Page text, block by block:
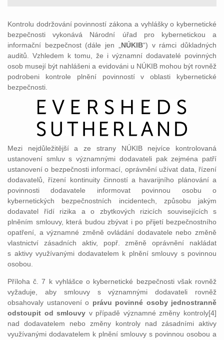
Kontrolu dodržování povinností zákona a vyhlášky o kybernetické
bezpečnosti vykonává Národní úřad pro kybernetickou a
informační bezpečnost (dále jen „ NÚKIB“) v rámci důkladných
auditů. Vzhledem k tomu, že i významní dodavatelé povinných
osob musejí být nahlášeni a evidováni u NÚKIB mohou být rovněž
podrobeni kontrole plnění povinností v oblasti kybernetické
bezpečnosti.
Mezi nejdůležitější a ze strany NÚKIB nejvíce kontrolovaná
ustanovení smluv s významnými dodavateli pak zejména patří
ustanovení o bezpečnosti informací, oprávnění užívat data, řízení
dodavatelů, řízení kontinuity činností a havarijního plánování a
povinnosti dodavatele informovat povinnou osobu o
kybernetických bezpečnostních incidentech, způsobu jakým
dodavatel řídí rizika a o zbytkových rizicích souvisejících s
plněním smlouvy, která budou zbývat i po přijetí bezpečnostního
opatření, a významné změně ovládání dodavatele nebo změně
vlastnictví zásadních aktiv, popř. změně oprávnění nakládat
s aktivy využívanými dodavatelem k plnění smlouvy s povinnou
osobou.
Příloha č. 7 k vyhlášce o kybernetické bezpečnosti však rovněž
vyžaduje, aby smlouvy s významnými dodavateli rovněž
obsahovaly ustanovení o právu povinné osoby jednostranně
odstoupit od smlouvy v případě významné změny kontroly[4]
nad dodavatelem nebo změny kontroly nad zásadními aktivy
využívanými dodavatelem k plnění smlouvy s povinnou osobou a